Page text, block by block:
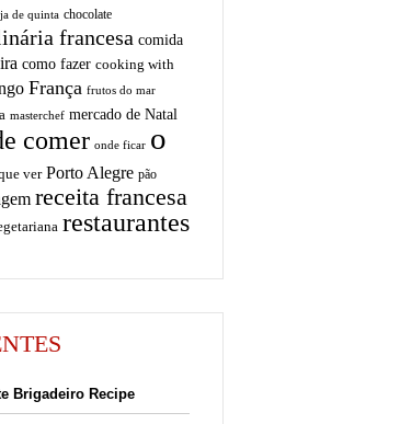
de quinta chocolate
francesa comida
como fazer cooking with
França frutos do mar
masterchef mercado de Natal
comer onde ficar o
ver Porto Alegre pão
receita francesa
restaurantes
Brigadeiro Recipe